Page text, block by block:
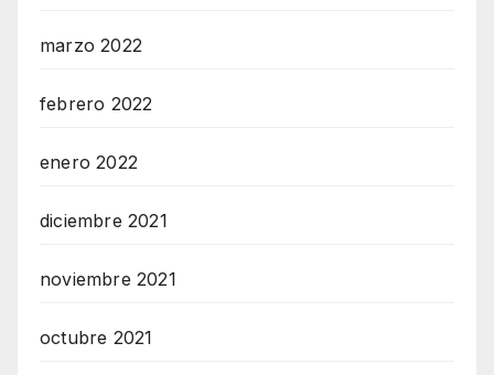
marzo 2022
febrero 2022
enero 2022
diciembre 2021
noviembre 2021
octubre 2021